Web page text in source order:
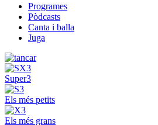
Programes
Pòdcasts
Canta i balla
Juga
Super3
Els més petits
Els més grans